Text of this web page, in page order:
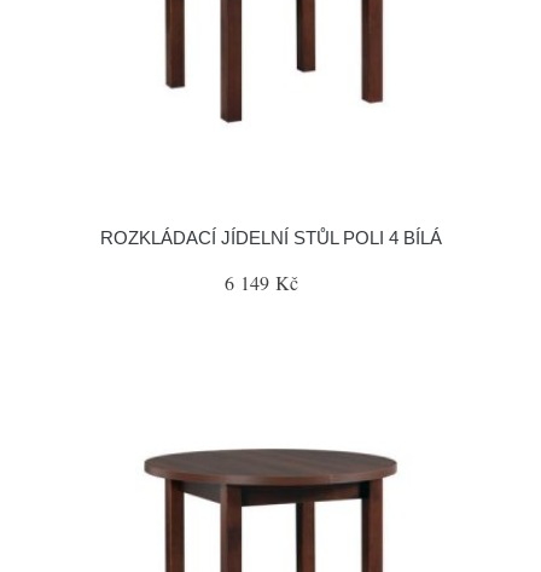
ROZKLÁDACÍ JÍDELNÍ STŮL POLI 4 BÍLÁ
6 149 Kč